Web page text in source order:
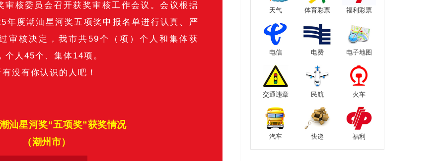
审核委员会召开获奖审核工作会议。会议根据
年度潮汕星河奖五项奖申报名单进行认真、严
审核决定，我市共59个（项）个人和集体获
人45个、集体14项。
没有你认识的人吧！
汕星河奖“五项奖”获奖情况
（潮州市）
天气 体育彩票 福利彩票
电信 电费 电子地图
交通违章 民航 火车
汽车 快递 福利